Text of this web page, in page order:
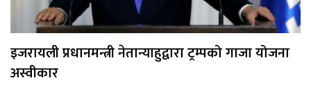
इजरायली प्रधानमन्त्री नेतान्याहुद्वारा ट्रम्पको गाजा योजना
अस्वीकार